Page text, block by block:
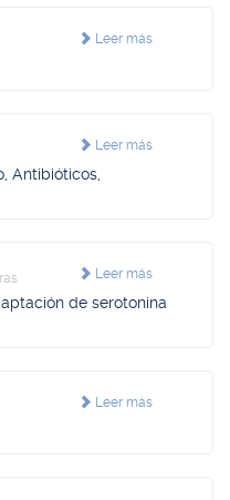
Leer más
Leer más
Antibióticos,
Leer más
de serotonina
Leer más